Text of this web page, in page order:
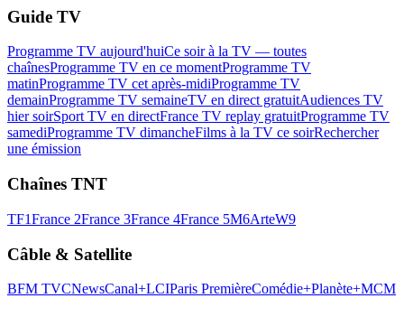
Guide TV
Programme TV aujourd'huiCe soir à la TV — toutes
chaînesProgramme TV en ce momentProgramme TV
matinProgramme TV cet après-midiProgramme TV
demainProgramme TV semaineTV en direct gratuitAudiences TV
hier soirSport TV en directFrance TV replay gratuitProgramme TV
samediProgramme TV dimancheFilms à la TV ce soirRechercher
une émission
Chaînes TNT
TF1France 2France 3France 4France 5M6ArteW9
Câble & Satellite
BFM TVCNewsCanal+LCIParis PremièreComédie+Planète+MCM